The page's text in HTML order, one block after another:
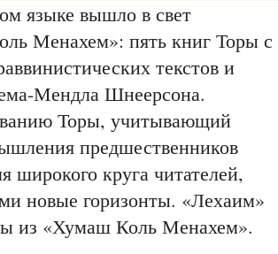
языке вышло в свет
Менахем»: пять книг Торы с
текстов и
Мендла Шнеерсона.
Торы, учитывающий
предшественников
круга читателей,
новые горизонты. «Лехаим»
из «Хумаш Коль Менахем».